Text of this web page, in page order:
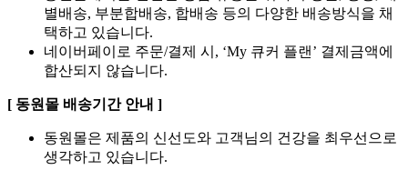
별배송, 부분합배송, 합배송 등의 다양한 배송방식을 채
택하고 있습니다.
네이버페이로 주문/결제 시, ‘My 큐커 플랜’ 결제금액에
합산되지 않습니다.
[ 동원몰 배송기간 안내 ]
동원몰은 제품의 신선도와 고객님의 건강을 최우선으로
생각하고 있습니다.